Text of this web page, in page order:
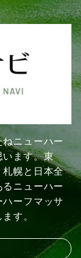
ニューハー
います。東
札幌と日本全
ニューハー
ーフマッサ
す。